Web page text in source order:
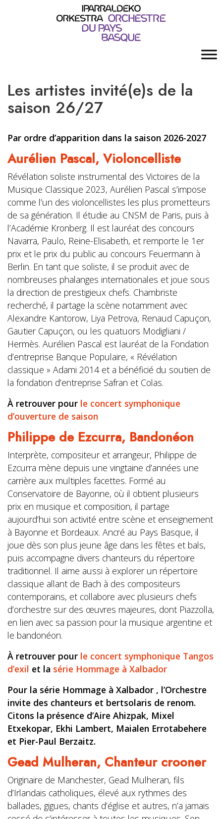
Les artistes invité(e)s de la
saison 26/27
Par ordre d’apparition dans la saison 2026-2027
Aurélien Pascal, Violoncelliste
Révélation soliste instrumental des Victoires de la
Musique Classique 2023, Aurélien Pascal s’impose
comme l’un des violoncellistes les plus prometteurs
de sa génération. Il étudie au CNSM de Paris, puis à
l’Académie Kronberg. Il est lauréat des concours
Navarra, Paulo, Reine-Elisabeth, et remporte le 1er
prix et le prix du public au concours Feuermann à
Berlin. En tant que soliste, il se produit avec de
nombreuses phalanges internationales et joue sous
la direction de prestigieux chefs. Chambriste
recherché, il partage la scène notamment avec
Alexandre Kantorow, Liya Petrova, Renaud Capuçon,
Gautier Capuçon, ou les quatuors Modigliani /
Hermès. Aurélien Pascal est lauréat de la Fondation
d’entreprise Banque Populaire, « Révélation
classique » Adami 2014 et a bénéficié du soutien de
la fondation d’entreprise Safran et Colas.
À retrouver pour le concert symphonique
d’ouverture de saison
Philippe de Ezcurra, Bandonéon
Interprète, compositeur et arrangeur, Philippe de
Ezcurra mène depuis une vingtaine d’années une
carrière aux multiples facettes. Formé au
Conservatoire de Bayonne, où il obtient plusieurs
prix en musique et composition, il partage
aujourd’hui son activité entre scène et enseignement
à Bayonne et Bordeaux. Ancré au Pays Basque, il
joue dès son plus jeune âge dans les fêtes et bals,
puis accompagne divers chanteurs du répertoire
traditionnel. Il aime aussi à explorer un répertoire
classique allant de Bach à des compositeurs
contemporains, et collabore avec plusieurs chefs
d’orchestre sur des œuvres majeures, dont Piazzolla,
en lien avec sa passion pour la musique argentine et
le bandonéon.
À retrouver pour le concert symphonique Tangos
d’exil et la série Hommage à Xalbador
Pour la série Hommage à Xalbador , l’Orchestre
invite des chanteurs et bertsolaris de renom.
Citons la présence d’Aire Ahizpak, Mixel
Etxekopar, Ekhi Lambert, Maialen Errotabehere
et Pier-Paul Berzaitz.
Gead Mulheran, Chanteur crooner
Originaire de Manchester, Gead Mulheran, fils
d’Irlandais catholiques, élevé aux rythmes des
ballades, gigues, chants d’église et autres, n’a jamais